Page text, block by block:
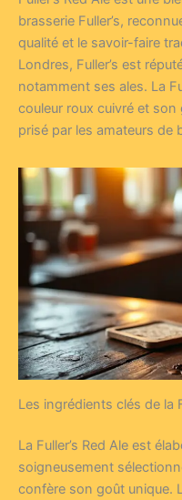
brasserie Fuller’s,
qualité et le savoir-faire
Londres, Fuller’s est
notamment ses ales. La
couleur roux cuivré et
prisé par les amateurs de
Les ingrédients clés de la
La Fuller’s Red Ale est
soigneusement
confère son goût unique.